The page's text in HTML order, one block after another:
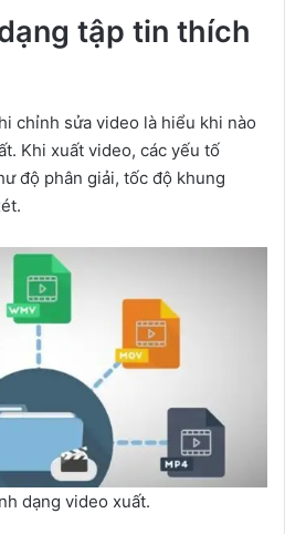
tập tin thích
chỉnh sửa video là hiểu khi nào
Khi xuất video, các yếu tố
độ phân giải, tốc độ khung
dạng video xuất.